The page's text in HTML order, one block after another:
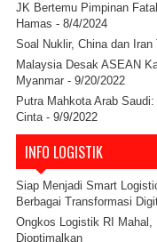
JK Bertemu Pimpinan
Hamas - 8/4/2024
Soal Nuklir, China dan
Malaysia Desak ASEAN
Myanmar - 9/20/2022
Putra Mahkota Arab
Cinta- 9/9/2022
INFO LOGISTIK
Siap Menjadi Smart
Berbagai Transformasi
Ongkos Logistik RI Mahal,
Dioptimalkan